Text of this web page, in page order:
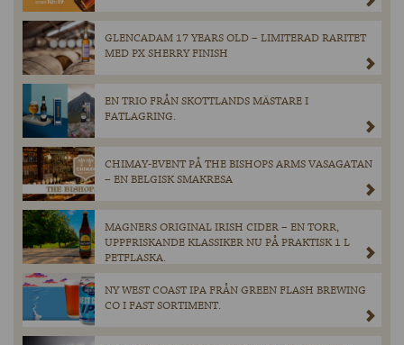
GLENCADAM 17 YEARS OLD – LIMITERAD RARITET
MED PX SHERRY FINISH
EN TRIO FRÅN SKOTTLANDS MÄSTARE I
FATLAGRING.
CHIMAY-EVENT PÅ THE BISHOPS ARMS VASAGATAN
– EN BELGISK SMAKRESA
MAGNERS ORIGINAL IRISH CIDER – EN TORR,
UPPFRISKANDE KLASSIKER NU PÅ PRAKTISK 1 L
PETFLASKA.
NY WEST COAST IPA FRÅN GREEN FLASH BREWING
CO I FAST SORTIMENT.